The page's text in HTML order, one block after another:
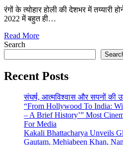
रंगों के त्योहार होली की देशभर में तय्यारी
2022 में बहुत ही…
Read More
Search
Recent Posts
संघर्ष, आत्मविश्वास और सपनों की
“From Hollywood To India:
– A Brief History’” Most
For Media
Kakali Bhattacharya Unveils
Gautam, Mehjabeen Khan,